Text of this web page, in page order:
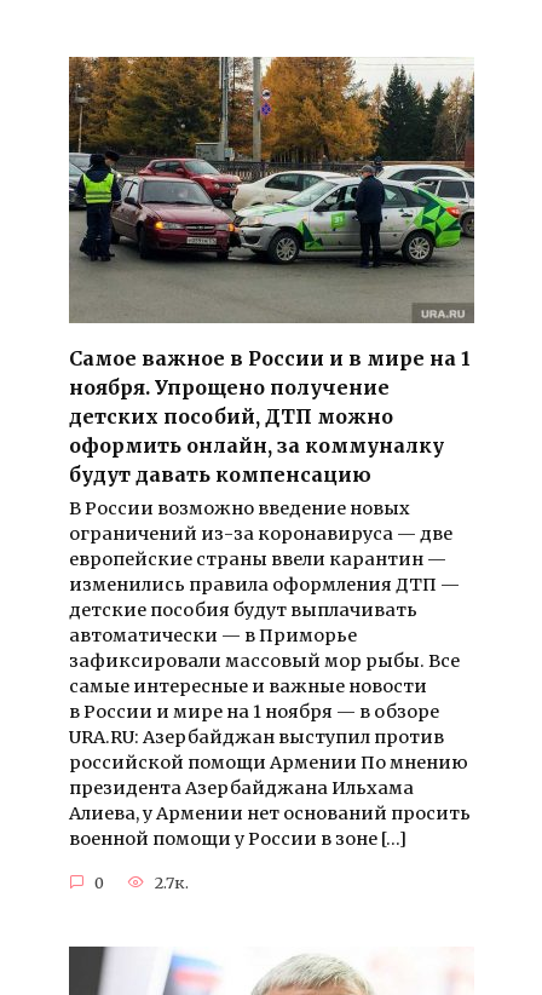
Самое важное в России и в мире на 1
ноября. Упрощено получение
детских пособий, ДТП можно
оформить онлайн, за коммуналку
будут давать компенсацию
В России возможно введение новых
ограничений из-за коронавируса — две
европейские страны ввели карантин —
изменились правила оформления ДТП —
детские пособия будут выплачивать
автоматически — в Приморье
зафиксировали массовый мор рыбы. Все
самые интересные и важные новости
в России и мире на 1 ноября — в обзоре
URA.RU: Азербайджан выступил против
российской помощи Армении По мнению
президента Азербайджана Ильхама
Алиева, у Армении нет оснований просить
военной помощи у России в зоне […]
0 2.7к.